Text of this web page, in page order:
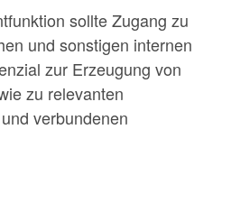
sollte Zugang zu
und sonstigen internen
zur Erzeugung von
zu relevanten
verbundenen